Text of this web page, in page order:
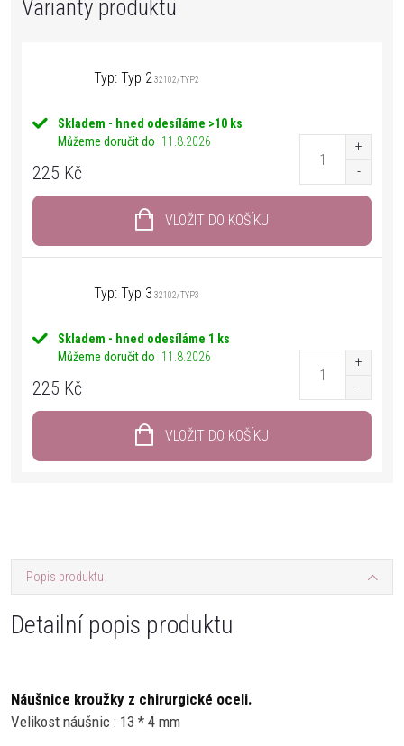
Typ: Typ 232102/TYP2
Skladem - hned odesíláme >10 ks
Můžeme doručit do 11.8.2026
225 Kč
VLOŽIT DO KOŠÍKU
Typ: Typ 3 32102/TYP3
Skladem - hned odesíláme 1 ks
Můžeme doručit do 11.8.2026
225 Kč
VLOŽIT DO KOŠÍKU
Popis produktu
Detailní popis produktu
Náušnice kroužky z chirurgické oceli.
Velikost náušnic : 13 * 4 mm